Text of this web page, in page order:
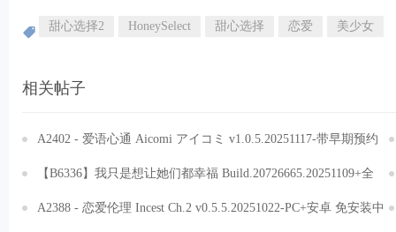
甜心选择2 HoneySelect 甜心选择 恋爱 美少女
相关帖子
A2402 - 爱语心通 Aicomi アイコミ v1.0.5.20251117-带早期预约
特典-纯净解码 免安装汉化整合版[30.8GB]
【B6336】我只是想让她们都幸福 Build.20726665.20251109+全
DLC 免安装中文版[42.6GB]
A2388 - 恋爱伦理 Incest Ch.2 v0.5.5.20251022-PC+安卓 免安装中